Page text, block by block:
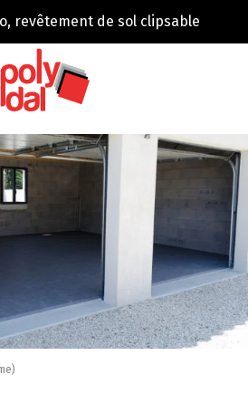
revêtement de sol clipsable